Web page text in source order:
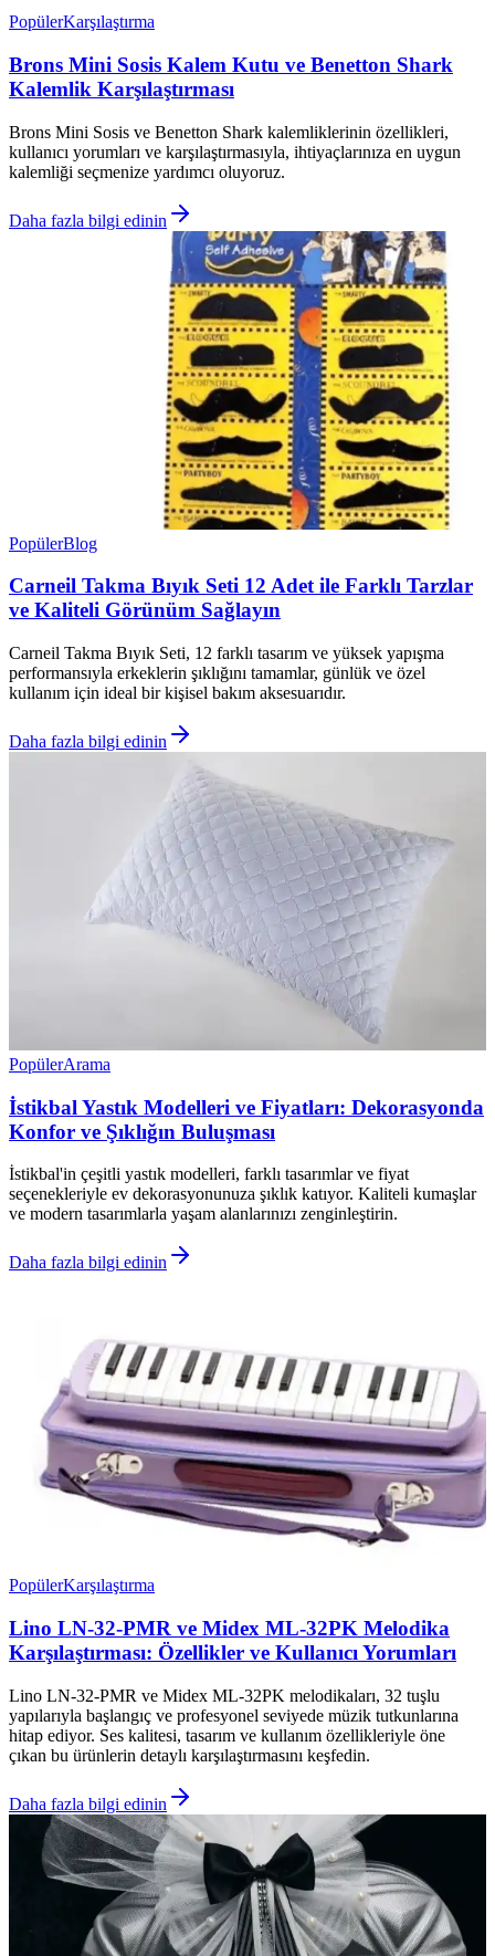
PopülerKarşılaştırma
Brons Mini Sosis Kalem Kutu ve Benetton Shark
Kalemlik Karşılaştırması
Brons Mini Sosis ve Benetton Shark kalemliklerinin özellikleri,
kullanıcı yorumları ve karşılaştırmasıyla, ihtiyaçlarınıza en uygun
kalemliği seçmenize yardımcı oluyoruz.
Daha fazla bilgi edinin
PopülerBlog
Carneil Takma Bıyık Seti 12 Adet ile Farklı Tarzlar
ve Kaliteli Görünüm Sağlayın
Carneil Takma Bıyık Seti, 12 farklı tasarım ve yüksek yapışma
performansıyla erkeklerin şıklığını tamamlar, günlük ve özel
kullanım için ideal bir kişisel bakım aksesuarıdır.
Daha fazla bilgi edinin
PopülerArama
İstikbal Yastık Modelleri ve Fiyatları: Dekorasyonda
Konfor ve Şıklığın Buluşması
İstikbal'in çeşitli yastık modelleri, farklı tasarımlar ve fiyat
seçenekleriyle ev dekorasyonunuza şıklık katıyor. Kaliteli kumaşlar
ve modern tasarımlarla yaşam alanlarınızı zenginleştirin.
Daha fazla bilgi edinin
PopülerKarşılaştırma
Lino LN-32-PMR ve Midex ML-32PK Melodika
Karşılaştırması: Özellikler ve Kullanıcı Yorumları
Lino LN-32-PMR ve Midex ML-32PK melodikaları, 32 tuşlu
yapılarıyla başlangıç ve profesyonel seviyede müzik tutkunlarına
hitap ediyor. Ses kalitesi, tasarım ve kullanım özellikleriyle öne
çıkan bu ürünlerin detaylı karşılaştırmasını keşfedin.
Daha fazla bilgi edinin